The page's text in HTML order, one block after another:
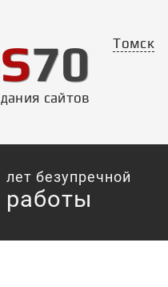
70
сайтов
Томск
лет безупречной
работы